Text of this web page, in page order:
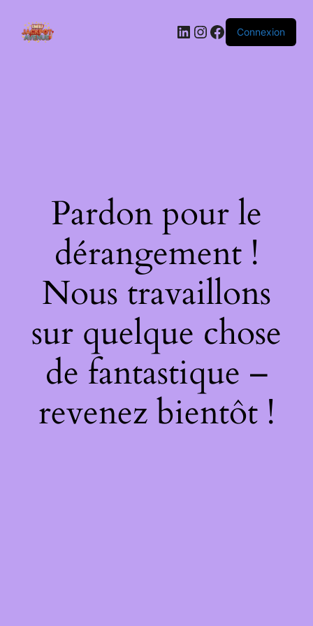
LinkedIn
Instagram
Facebook
Connexion
Pardon pour le
dérangement !
Nous travaillons
sur quelque chose
de fantastique –
revenez bientôt !